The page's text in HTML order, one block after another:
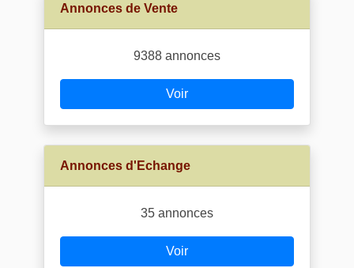
Annonces de Vente
9388 annonces
Voir
Annonces d'Echange
35 annonces
Voir